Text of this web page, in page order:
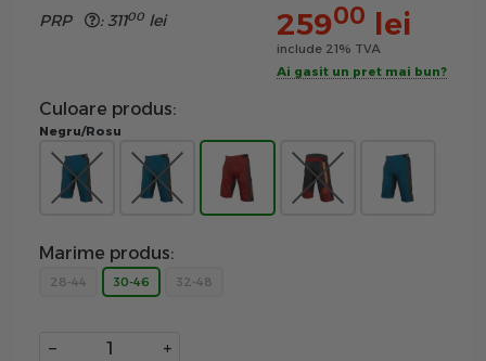
PRP : 31100 lei 25900 lei
include 21% TVA
Ai gasit un pret mai bun?
Culoare produs:
Negru/Rosu
Marime produs:
28-44 30-46 32-48
− +